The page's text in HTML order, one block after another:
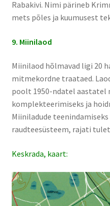
Rabakivi. Nimi pärineb
mets põles ja kuumusest
9. Miinilaod
Miinilaod hõlmavad ligi 20
mitmekordne traataed.
poolt 1950-ndatel aastatel
komplekteerimiseks ja
Miiniladude
raudteesüsteem, rajati
Keskrada, kaart: